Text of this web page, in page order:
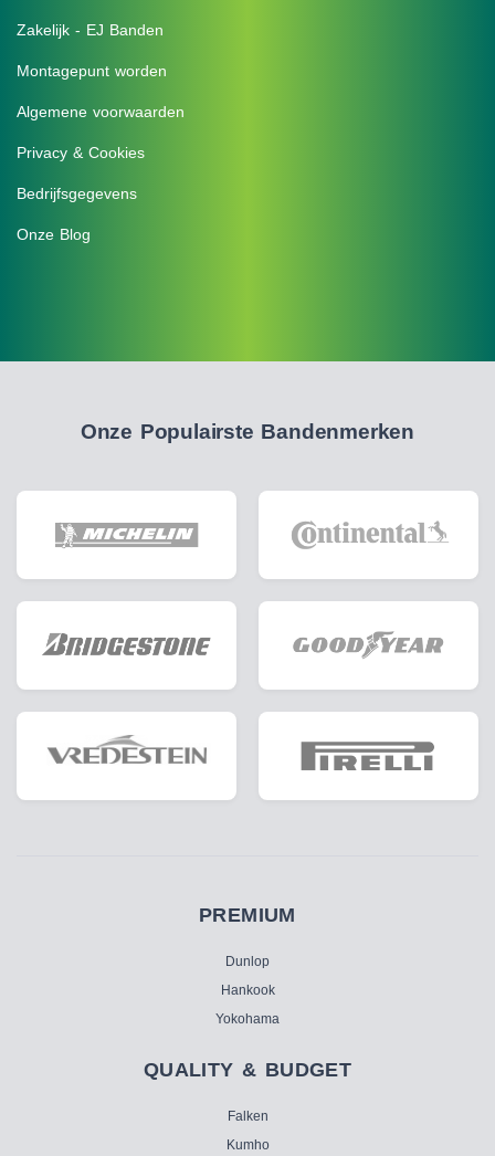
Zakelijk - EJ Banden
Montagepunt worden
Algemene voorwaarden
Privacy & Cookies
Bedrijfsgegevens
Onze Blog
Onze Populairste Bandenmerken
PREMIUM
Dunlop
Hankook
Yokohama
QUALITY & BUDGET
Falken
Kumho